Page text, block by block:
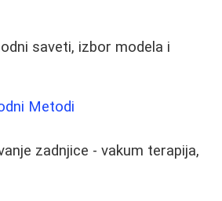
saveti, izbor modela i
Metodi
zadnjice - vakum terapija,